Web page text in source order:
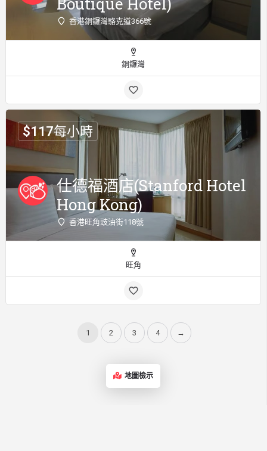
香港銅鑼灣駱克道366號
銅鑼灣
仕德福酒店(Stanford Hotel
Hong Kong)
香港旺角豉油街118號
$117每小時
旺角
1 2 3 4 →
地圖檢示